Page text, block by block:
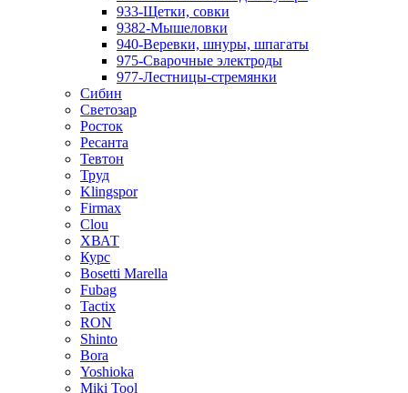
933-Щетки, совки
9382-Мышеловки
940-Веревки, шнуры, шпагаты
975-Сварочные электроды
977-Лестницы-стремянки
Сибин
Светозар
Росток
Ресанта
Тевтон
Труд
Klingspor
Firmax
Clou
XВАТ
Курс
Bosetti Marella
Fubag
Tactix
RON
Shinto
Bora
Yoshioka
Miki Tool